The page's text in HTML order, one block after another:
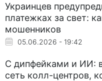
Украинцев
платежках за свет:
мошенников
05.06.2026 - 19:42
С дипфейками и ИИ:
сеть колл-центров,